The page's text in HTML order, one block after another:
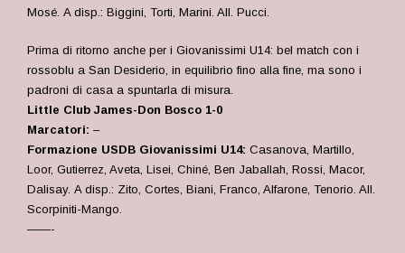
Mosé. A disp.: Biggini, Torti, Marini. All. Pucci.
Prima di ritorno anche per i Giovanissimi U14: bel match con i
rossoblu a San Desiderio, in equilibrio fino alla fine, ma sono i
padroni di casa a spuntarla di misura.
Little Club James-Don Bosco 1-0
Marcatori: –
Formazione USDB Giovanissimi U14: Casanova, Martillo,
Loor, Gutierrez, Aveta, Lisei, Chiné, Ben Jaballah, Rossi, Macor,
Dalisay. A disp.: Zito, Cortes, Biani, Franco, Alfarone, Tenorio. All.
Scorpiniti-Mango.
——-